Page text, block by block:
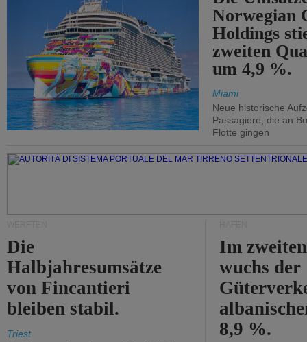
Norwegian
Holdings
zweiten
um 4,9 %.
Miami
Neue historische
Passagiere, die an
Flotte gingen
Die
Halbjahresumsätze
von Fincantieri
bleiben stabil.
Triest
Im
wuchs der
8,9 %.